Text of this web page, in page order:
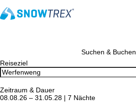
Suchen & Buchen
Reiseziel
Zeitraum & Dauer
08.08.26 – 31.05.28 | 7 Nächte